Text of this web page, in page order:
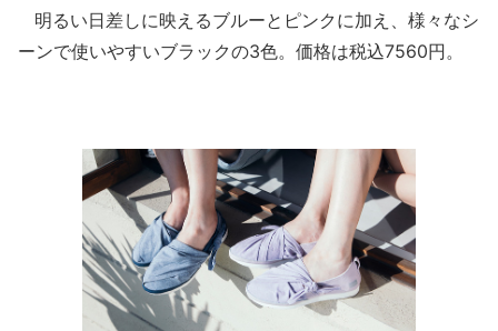
明るい日差しに映えるブルーとピンクに加え、様々なシ
ーンで使いやすいブラックの3色。価格は税込7560円。